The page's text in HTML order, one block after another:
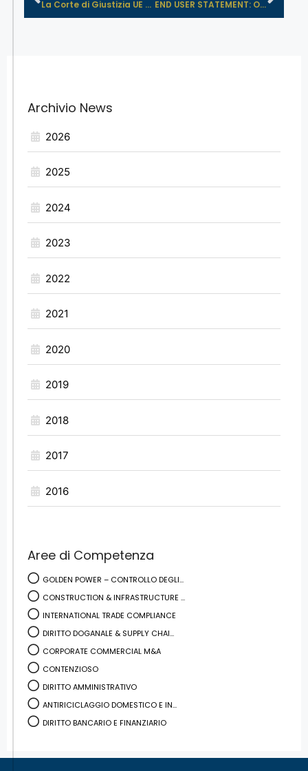
La Corte di Giustizia UE sui regist... END USER STATEMENT: OBBLIGATORIO UT...
Archivio News
2026
2025
2024
2023
2022
2021
2020
2019
2018
2017
2016
Aree di Competenza
GOLDEN POWER – CONTROLLO DEGLI...
CONSTRUCTION & INFRASTRUCTURE ...
INTERNATIONAL TRADE COMPLIANCE
DIRITTO DOGANALE & SUPPLY CHAI...
CORPORATE COMMERCIAL M&A
CONTENZIOSO
DIRITTO AMMINISTRATIVO
ANTIRICICLAGGIO DOMESTICO E IN...
DIRITTO BANCARIO E FINANZIARIO